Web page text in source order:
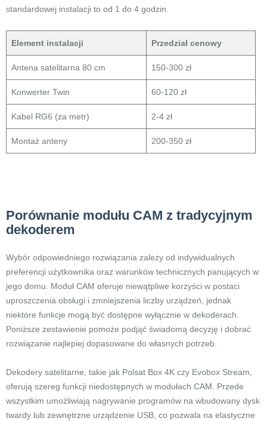
standardowej instalacji to od 1 do 4 godzin.
Element instalacji Przedział cenowy
Antena satelitarna 80 cm 150-300 zł
Konwerter Twin 60-120 zł
Kabel RG6 (za metr) 2-4 zł
Montaż anteny 200-350 zł
Porównanie modułu CAM z tradycyjnym
dekoderem
Wybór odpowiedniego rozwiązania zależy od indywidualnych
preferencji użytkownika oraz warunków technicznych panujących w
jego domu. Moduł CAM oferuje niewątpliwe korzyści w postaci
uproszczenia obsługi i zmniejszenia liczby urządzeń, jednak
niektóre funkcje mogą być dostępne wyłącznie w dekoderach.
Poniższe zestawienie pomoże podjąć świadomą decyzję i dobrać
rozwiązanie najlepiej dopasowane do własnych potrzeb.
Dekodery satelitarne, takie jak Polsat Box 4K czy Evobox Stream,
oferują szereg funkcji niedostępnych w modułach CAM. Przede
wszystkim umożliwiają nagrywanie programów na wbudowany dysk
twardy lub zewnętrzne urządzenie USB, co pozwala na elastyczne